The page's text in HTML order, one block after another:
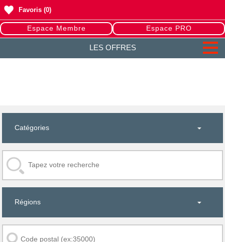
Espace Membre Espace PRO
Favoris (0)
LES OFFRES